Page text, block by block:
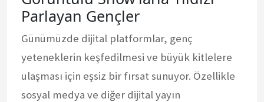
Parlayan Gençler
Günümüzde dijital platformlar, genç
yeteneklerin keşfedilmesi ve büyük kitlelere
ulaşması için eşsiz bir fırsat sunuyor. Özellikle
sosyal medya ve diğer dijital yayın